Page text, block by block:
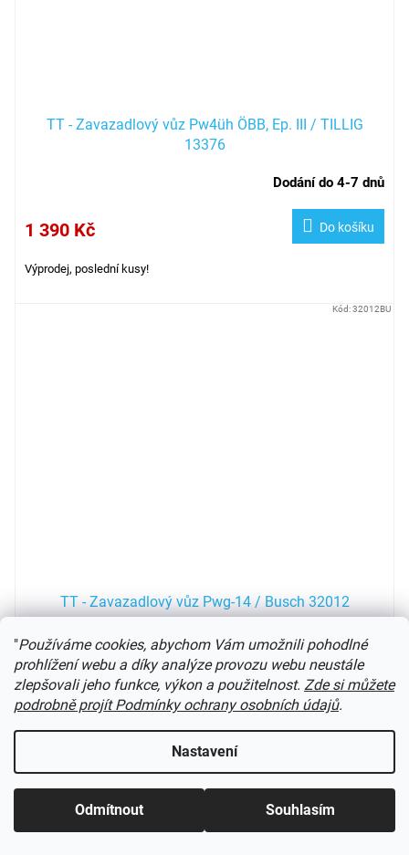
"Používáme cookies, abychom Vám umožnili pohodlné
prohlížení webu a díky analýze provozu webu neustále
zlepšovali jeho funkce, výkon a použitelnost. Zde si můžete
podrobně projít Podmínky ochrany osobních údajů.
Nastavení
Odmítnout Souhlasím
TT - Zavazadlový vůz Pw4üh ÖBB, Ep. III / TILLIG
13376
Dodání do 4-7 dnů
1 390 Kč Do košíku
Výprodej, poslední kusy!
TT - Zavazadlový vůz Pwg-14 / Busch 32012
Čeká se na další sérii
953 Kč Do košíku
Kód:32012BU
O
l
25položek celkem